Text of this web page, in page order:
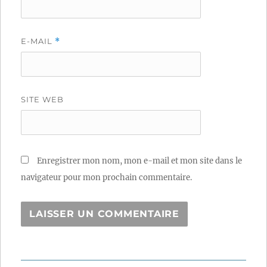
E-MAIL *
SITE WEB
Enregistrer mon nom, mon e-mail et mon site dans le
navigateur pour mon prochain commentaire.